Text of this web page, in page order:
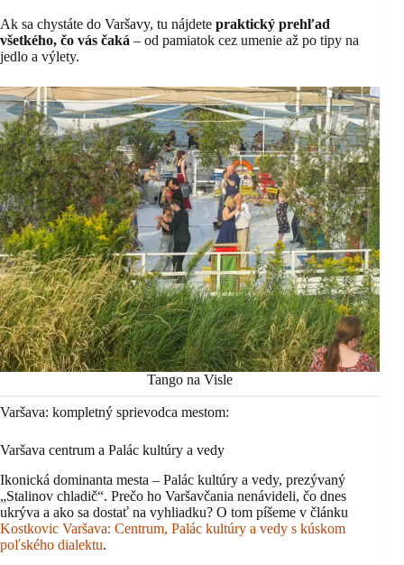
Ak sa chystáte do Varšavy, tu nájdete praktický prehľad
všetkého, čo vás čaká – od pamiatok cez umenie až po tipy na
jedlo a výlety.
Tango na Visle
Varšava: kompletný sprievodca mestom:
Varšava centrum a Palác kultúry a vedy
Ikonická dominanta mesta – Palác kultúry a vedy, prezývaný
„Stalinov chladič“. Prečo ho Varšavčania nenávideli, čo dnes
ukrýva a ako sa dostať na vyhliadku? O tom píšeme v článku
Kostkovic Varšava: Centrum, Palác kultúry a vedy s kúskom
poľského dialektu.